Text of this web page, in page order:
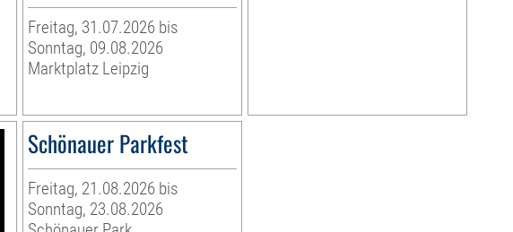
Freitag, 31.07.2026 bis
Sonntag, 09.08.2026
Marktplatz Leipzig
Schönauer Parkfest
Freitag, 21.08.2026 bis
Sonntag, 23.08.2026